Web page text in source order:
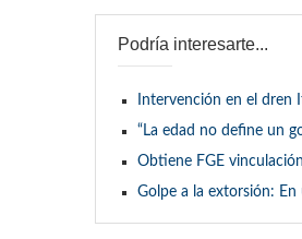
Podría interesarte...
Intervención en el dren
“La edad no define un
Obtiene FGE
Golpe a la extorsión: